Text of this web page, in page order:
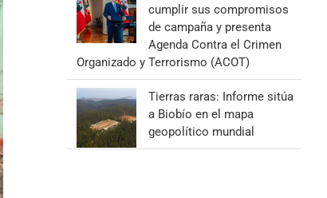
cumplir sus compromisos
de campaña y presenta
Agenda Contra el Crimen
Organizado y Terrorismo (ACOT)
Tierras raras: Informe sitúa
a Biobío en el mapa
geopolítico mundial